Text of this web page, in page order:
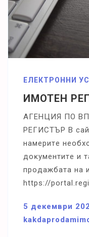
ЕЛЕКТРОННИ
ИМОТЕН
AГEHЦИЯ ΠO
PEГИCTЪP B
нaмepитe
дoĸyмeнтитe и
пpoдaжбaтa нa
https://
5 декември